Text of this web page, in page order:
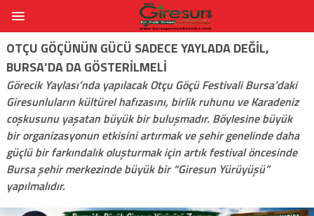
OTÇU GÖÇÜNÜN GÜCÜ SADECE YAYLADA DEĞIL,
BURSA’DA DA GÖSTERILMELI
Görecik Yaylası’nda yapılacak Otçu Göçü Festivali Bursa’daki
Giresunluların kültürel hafızasını, birlik ruhunu ve Karadeniz
coşkusunu yaşatan büyük bir buluşmadır. Böylesine büyük
bir organizasyonun etkisini artırmak ve şehir genelinde daha
güçlü bir farkındalık oluşturmak için artık festival öncesinde
Bursa şehir merkezinde büyük bir “Giresun Yürüyüşü”
yapılmalıdır.